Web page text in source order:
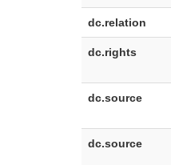
dc.relation
dc.rights
dc.source
dc.source